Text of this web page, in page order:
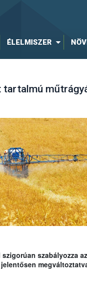
ÉLELMISZER
tartalmú
szabályozza